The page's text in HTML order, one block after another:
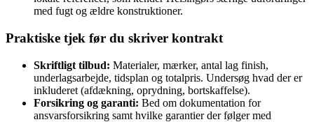
med fugt og ældre konstruktioner.
Praktiske tjek før du skriver kontrakt
Skriftligt tilbud: Materialer, mærker, antal lag finish,
underlagsarbejde, tidsplan og totalpris. Undersøg hvad der er
inkluderet (afdækning, oprydning, bortskaffelse).
Forsikring og garanti: Bed om dokumentation for
ansvarsforsikring samt hvilke garantier der følger med